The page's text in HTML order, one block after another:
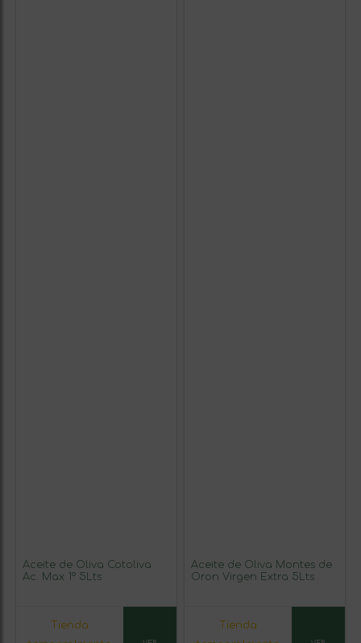
Aceite de Oliva Cotoliva
Ac. Max 1º 5Lts
Tienda
Aceite de Oliva Montes de
Oron Virgen Extra 5Lts
Tienda